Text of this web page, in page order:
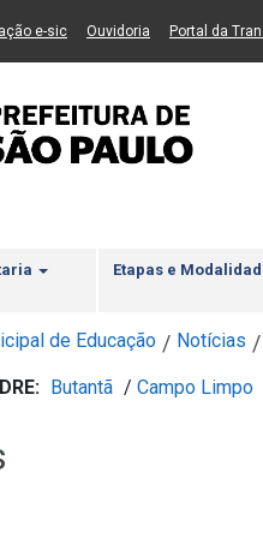
Ir para menu principal 2 Ir
e-sic(Link para um novo sítio)
Ouvidoria (Link para um
Portal da
Etapas e
de Educação / Notícias /
Butantã / Campo Limpo